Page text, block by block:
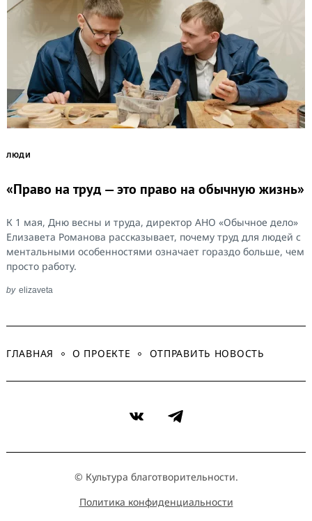
ЛЮДИ
«Право на труд — это право на обычную жизнь»
К 1 мая, Дню весны и труда, директор АНО «Обычное дело»
Елизавета Романова рассказывает, почему труд для людей с
ментальными особенностями означает гораздо больше, чем
просто работу.
by elizaveta
ГЛАВНАЯ О ПРОЕКТЕ ОТПРАВИТЬ НОВОСТЬ
VK Telegram
© Культура благотворительности.
Политика конфиденциальности